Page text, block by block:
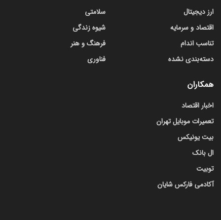
ارز دیجیتال
اقتصاد و سرمایه
تناسب اندام
دسته‌بندی نشده
سلامتی
شیوه زندگی
فرهنگ و هنر
فناوری
همکاران
اخبار اقتصاد
تعمیرات موبایل تهران
بیت یونیکس
ال بانک
توبیت
آکادمی فارکس شایان